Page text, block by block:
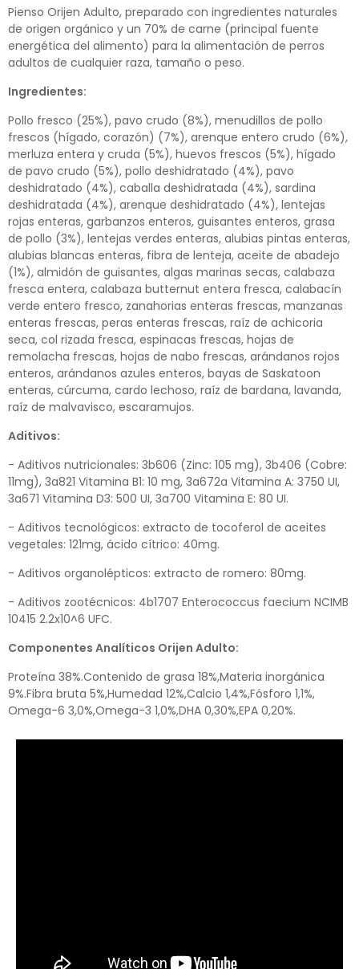
Pienso Orijen Adulto, preparado con ingredientes naturales
de origen orgánico y un 70% de carne (principal fuente
energética del alimento) para la alimentación de perros
adultos de cualquier raza, tamaño o peso.
Ingredientes:
Pollo fresco (25%), pavo crudo (8%), menudillos de pollo
frescos (hígado, corazón) (7%), arenque entero crudo (6%),
merluza entera y cruda (5%), huevos frescos (5%), hígado
de pavo crudo (5%), pollo deshidratado (4%), pavo
deshidratado (4%), caballa deshidratada (4%), sardina
deshidratada (4%), arenque deshidratado (4%), lentejas
rojas enteras, garbanzos enteros, guisantes enteros, grasa
de pollo (3%), lentejas verdes enteras, alubias pintas enteras,
alubias blancas enteras, fibra de lenteja, aceite de abadejo
(1%), almidón de guisantes, algas marinas secas, calabaza
fresca entera, calabaza butternut entera fresca, calabacín
verde entero fresco, zanahorias enteras frescas, manzanas
enteras frescas, peras enteras frescas, raíz de achicoria
seca, col rizada fresca, espinacas frescas, hojas de
remolacha frescas, hojas de nabo frescas, arándanos rojos
enteros, arándanos azules enteros, bayas de Saskatoon
enteras, cúrcuma, cardo lechoso, raíz de bardana, lavanda,
raíz de malvavisco, escaramujos.
Aditivos:
- Aditivos nutricionales: 3b606 (Zinc: 105 mg), 3b406 (Cobre:
11mg), 3a821 Vitamina B1: 10 mg, 3a672a Vitamina A: 3750 UI,
3a671 Vitamina D3: 500 UI, 3a700 Vitamina E: 80 UI.
- Aditivos tecnológicos: extracto de tocoferol de aceites
vegetales: 121mg, ácido cítrico: 40mg.
- Aditivos organolépticos: extracto de romero: 80mg.
- Aditivos zootécnicos: 4b1707 Enterococcus faecium NCIMB
10415 2.2x10^6 UFC.
Componentes Analíticos Orijen Adulto:
Proteína 38%.Contenido de grasa 18%,Materia inorgánica
9%.Fibra bruta 5%,Humedad 12%,Calcio 1,4%,Fósforo 1,1%,
Omega-6 3,0%,Omega-3 1,0%,DHA 0,30%,EPA 0,20%.